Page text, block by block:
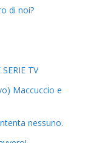
di noi?
TV
Maccuccio e
nessuno.